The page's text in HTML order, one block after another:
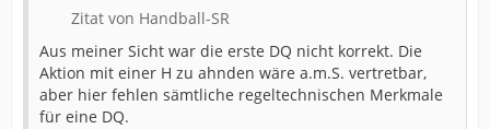
Zitat von Handball-SR
Aus meiner Sicht war die erste DQ nicht korrekt. Die
Aktion mit einer H zu ahnden wäre a.m.S. vertretbar,
aber hier fehlen sämtliche regeltechnischen Merkmale
für eine DQ.